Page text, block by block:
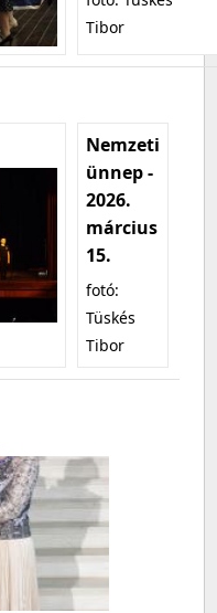
Tibor
Nemzeti
ünnep -
2026.
március
15.
fotó:
Tüskés
Tibor